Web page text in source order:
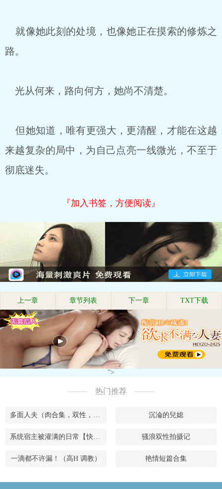
就像她此刻的处境，也像她正在摸索的修炼之
路。
光从何来，路向何方，她尚不清楚。
但她知道，唯有更强大，更清醒，才能在这越
来越复杂的局中，为自己点亮一线微光，不至于
彻底迷失。
『加入书签，方便阅读』
上一章 章节列表 下一章 TXT下载
">
热门推荐
多面人夫（肉合集，双性，**，乱X等） 沉淪的兒媳
系统宿主被灌满的日常【快穿】 骚浪双性拍摄记
一滴都不许漏！（高H 调教） 艳情短篇合集